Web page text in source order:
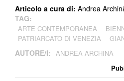
Articolo a cura di: Andrea
TAG:
ARTE CONTEMPORANEA
PATRIARCATO DI VENEZIA
AUTORE/I: ANDREA ARCHINÀ